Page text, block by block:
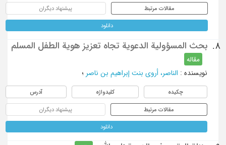
مقالات مرتبط پیشنهاد دیگران
دانلود
8. بحث المسؤولية الدعوية تجاه تعزيز هوية الطفل المسلم
مقاله
نویسنده: الناصر، أروى بنت إبراهيم بن ناصر؛
چکیده کلیدواژه آدرس
مقالات مرتبط پیشنهاد دیگران
دانلود